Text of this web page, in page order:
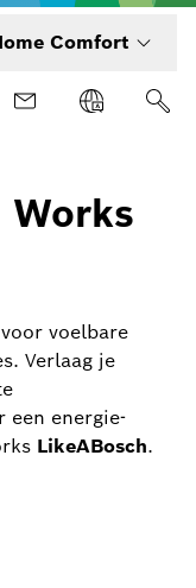
Comfort
voelbare
Verlaag je
een energie-
LikeABosch.